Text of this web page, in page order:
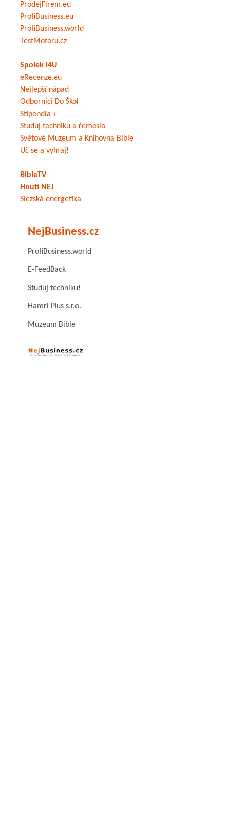
ProdejFirem.eu
ProfiBusiness.eu
ProfiBusiness.world
TestMotoru.cz
Spolek I4U
eRecenze.eu
Nejlepší nápad
Odborníci Do Škol
Stipendia +
Studuj techniku a řemeslo
Světové Muzeum a Knihovna Bible
Uč se a vyhraj!
BibleTV
Hnutí NEJ
Slezská energetika
NejBusiness.cz
ProfiBusiness.world
E-FeedBack
Studuj techniku!
Hamri Plus s.r.o.
Muzeum Bible